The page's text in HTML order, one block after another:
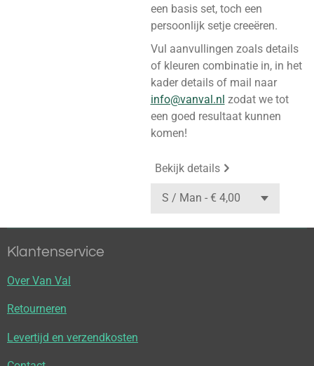
een basis set, toch een
persoonlijk setje creeëren.
Vul aanvullingen zoals details
of kleuren combinatie in, in het
kader details of mail naar
info@vanval.nl zodat we tot
een goed resultaat kunnen
komen!
Bekijk details
Klantenservice
Over Van Val
Retourneren
Levertijd en verzendkosten